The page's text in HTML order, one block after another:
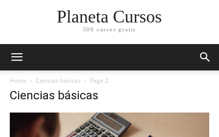
Planeta Cursos
500 cursos gratis
Home Ciencias básicas Page 2
Ciencias básicas